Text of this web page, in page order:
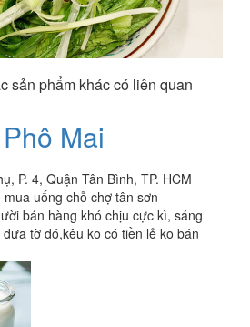
sản phẩm khác có liên quan
Mai
P. 4, Quận Tân Bình, TP. HCM
mua uống chỗ chợ tân sơn
bán hàng khó chịu cực kì, sáng
tờ đó,kêu ko có tiền lẻ ko bán